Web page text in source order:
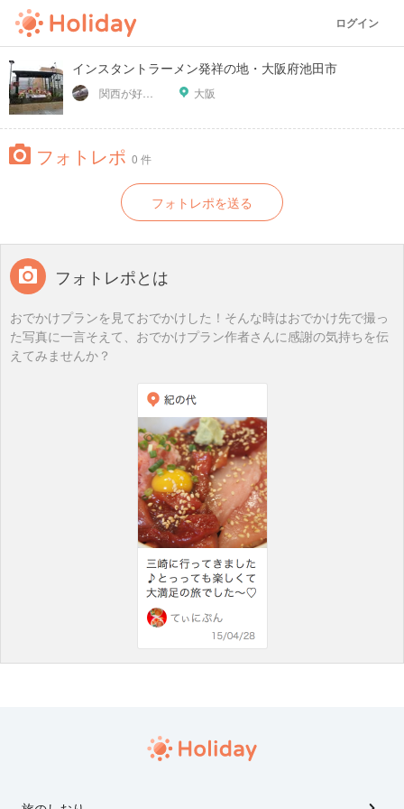
ログイン
インスタントラーメン発祥の地・大阪府池田市
大阪
フォトレポ 0 件
フォトレポを送る
フォトレポとは
おでかけプランを見ておでかけした！そんな時はおでかけ先で撮っ
た写真に一言そえて、おでかけプラン作者さんに感謝の気持ちを伝
えてみませんか？